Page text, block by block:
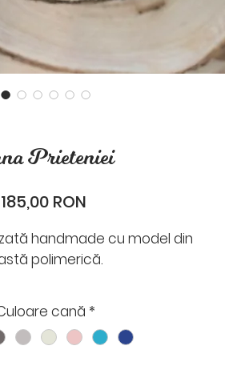
Prieteniei
185,00 RON
handmade cu model din
polimerică.
între 5-7 zile lucrătoare
1-2 zile lucrătoare
cineva din Odaie îți va scrie
cană *